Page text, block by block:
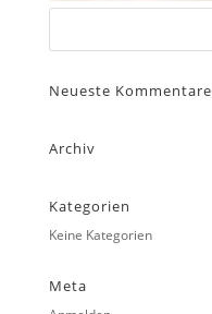
Neueste Kommentare
Archiv
Kategorien
Keine Kategorien
Meta